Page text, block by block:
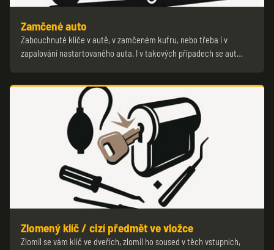
Zamčené auto
Zabouchnuté klíče v autě, v zamčeném kufru, nebo třeba i v
zapalování nastartovaného auta. I v takových případech se aut…
Zlomený klíč / cizí předmět ve vložce
Zlomil se vám klíč ve dveřích, zlomil ho soused v těch vstupních,